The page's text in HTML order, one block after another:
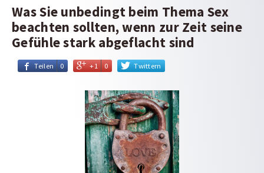
Was Sie unbedingt beim Thema Sex
beachten sollten, wenn zur Zeit seine
Gefühle stark abgeflacht sind
Teilen 0 +1 0 Twittern